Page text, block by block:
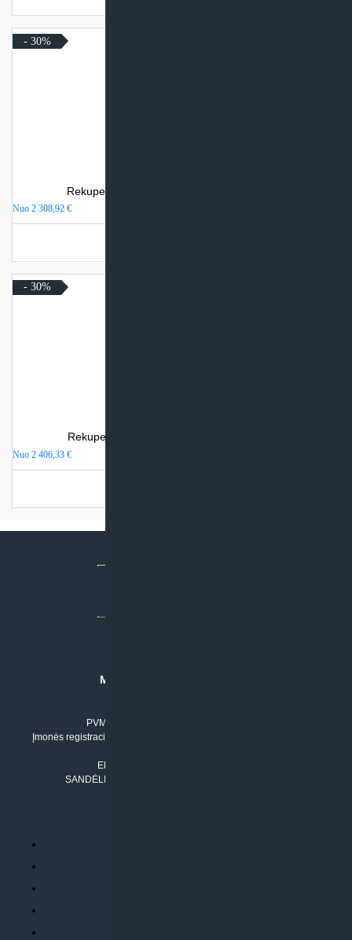
- 30%
Rekuperatorius Komfovent Domekt R 400 H
Nuo 2 308,92 €
- 30%
Rekuperatorius Komfovent Domekt R 450 V
Nuo 2 406,33 €
MB “KLIMATO SPRENDIMAI”
PVM mokėtojo numeris: LT100011803210
Įmonės registracijos adresas: Draugystės g. 17-1, LT-51229 Kaunas
El. paštas:
SANDĖLIO ADRESAS: RUDMENOS G. 5-3, Kaunas